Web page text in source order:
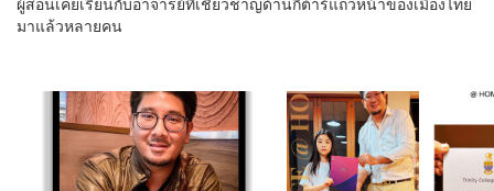
มาแล้วหลายคน